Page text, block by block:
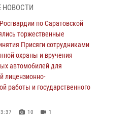
торжественные
Присяги сотрудниками
охраны и вручения
автомобилей для
лицензионно-
работы и государственного
10 1
области самые лучшие
НОВОСТИ
по Саратовской
торжественные
Присяги сотрудниками
охраны и вручения
автомобилей для
лицензионно-
работы и государственного
10 1